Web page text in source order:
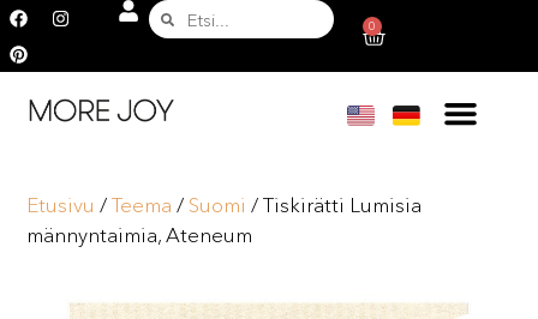
0
Etusivu /Teema / Suomi / Tiskirätti Lumisia
männyntaimia, Ateneum